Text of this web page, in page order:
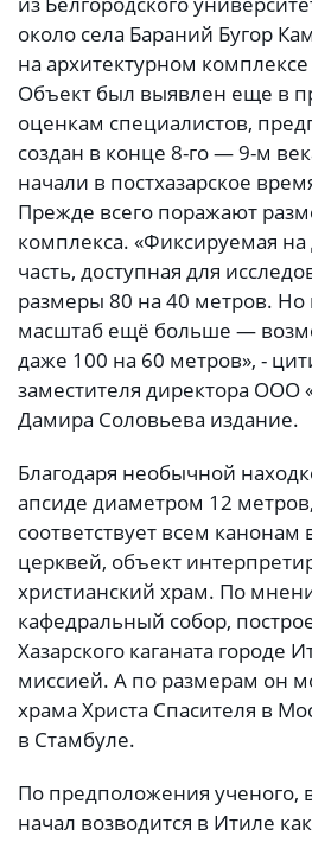
около села Бараний Бугор
на архитектурном
Объект был выявлен еще в
оценкам специалистов,
создан в конце 8-го — 9-м
начали в постхазарское
Прежде всего поражают
комплекса. «Фиксируемая
часть, доступная для
размеры 80 на 40 метров.
масштаб ещё больше —
даже 100 на 60 метров», -
заместителя директора ООО
Дамира Соловьева издание.
Благодаря необычной
апсиде диаметром 12
соответствует всем канонам
церквей, объект
христианский храм. По
кафедральный собор,
Хазарского каганата городе
миссией. А по размерам он
храма Христа Спасителя в
в Стамбуле.
По предположения ученого,
начал возводится в Итиле